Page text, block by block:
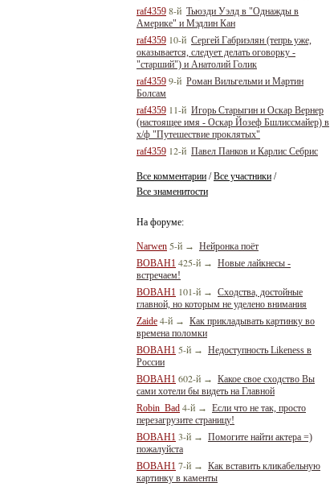
raf4359 8-й Тьюзди Уэлд в "Однажды в
Америке" и Мэдлин Кан
raf4359 10-й Сергей Габриэлян (тепрь уже,
оказывается, следует делать оговорку -
"старший") и Анатолий Голик
raf4359 9-й Роман Вильгельми и Мартин
Болсам
raf4359 11-й Игорь Старыгин и Оскар Вернер
(настоящее имя - Оскар Йозеф Бшлиссмайер) в
х/ф "Путешествие проклятых"
raf4359 12-й Павел Панков и Карлис Себрис
Все комментарии /Все участники /
Все знаменитости
На форуме:
Narwen 5-й → Нейронка поёт
BOBAH1 425-й → Новые лайкнесы -
встречаем!
BOBAH1 101-й → Сходства, достойные
главной, но которым не уделено внимания
Zaide 4-й → Как прикладывать картинку во
времена поломки
BOBAH1 5-й → Недоступность Likeness в
России
BOBAH1 602-й → Какое свое сходство Вы
сами хотели бы видеть на Главной
Robin_Bad 4-й → Если что не так, просто
перезагрузите страницу!
BOBAH1 3-й → Помогите найти актера =)
пожалуйста
BOBAH1 7-й → Как вставить кликабельную
картинку в каменты